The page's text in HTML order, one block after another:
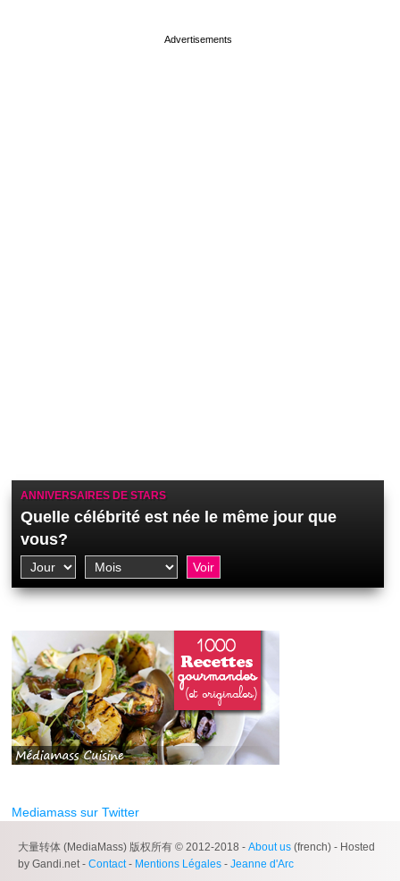
ANNIVERSAIRES DE STARS
Quelle célébrité est née le même jour que
vous?
Mediamass sur Twitter
大量转体 (MediaMass) 版权所有 © 2012-2018 - About us (french) - Hosted
by Gandi.net - Contact- Mentions Légales - Jeanne d'Arc